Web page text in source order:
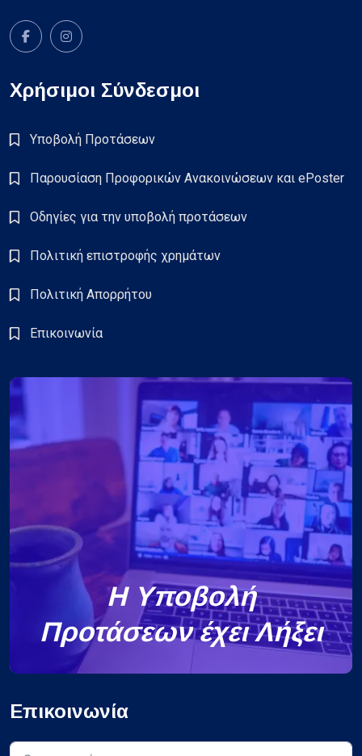
Χρήσιμοι Σύνδεσμοι
Υποβολή Προτάσεων
Παρουσίαση Προφορικών Ανακοινώσεων και ePoster
Οδηγίες για την υποβολή προτάσεων
Πολιτική επιστροφής χρημάτων
Πολιτική Απορρήτου
Επικοινωνία
Η Υποβολή
Προτάσεων έχει Λήξει
Επικοινωνία